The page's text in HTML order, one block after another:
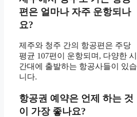
편은 얼마나 자주 운항되나
요?
제주와 청주 간의 항공편은 주당
평균 107편이 운항되며, 다양한 시
간대에 출발하는 항공사들이 있습
니다.
항공권 예약은 언제 하는 것
이 가장 좋나요?